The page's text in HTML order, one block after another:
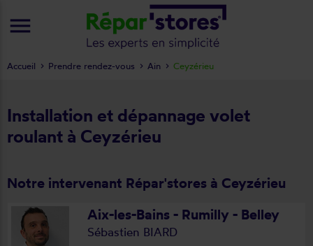
Installation et dépannage volet
roulant à Ceyzérieu
Notre intervenant Répar'stores à Ceyzérieu
Aix-les-Bains - Rumilly - Belley
Sébastien BIARD
Accueil Prendre rendez-vous Ain Ceyzérieu
menu